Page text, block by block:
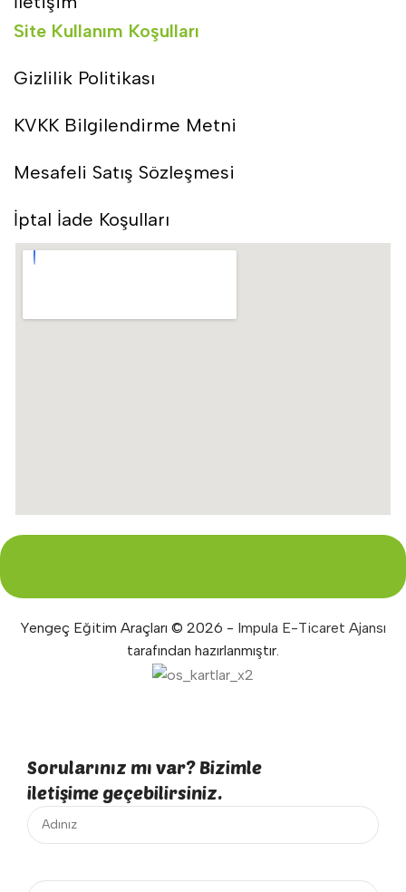
Site Kullanım Koşulları
Gizlilik Politikası
KVKK Bilgilendirme Metni
Mesafeli Satış Sözleşmesi
İptal İade Koşulları
Yengeç Eğitim Araçları © 2026 - Impula E-Ticaret Ajansı
tarafından hazırlanmıştır.
Sorularınız mı var? Bizimle
iletişime geçebilirsiniz.